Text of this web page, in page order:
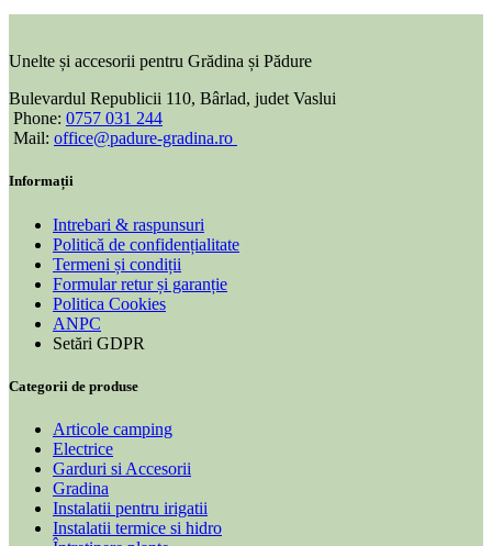
Unelte și accesorii pentru Grădina și Pădure
Bulevardul Republicii 110, Bârlad, judet Vaslui
Phone: 0757 031 244
Mail: office@padure-gradina.ro
Informații
Intrebari & raspunsuri
Politică de confidențialitate
Termeni și condiții
Formular retur și garanție
Politica Cookies
ANPC
Setări GDPR
Categorii de produse
Articole camping
Electrice
Garduri si Accesorii
Gradina
Instalatii pentru irigatii
Instalatii termice si hidro